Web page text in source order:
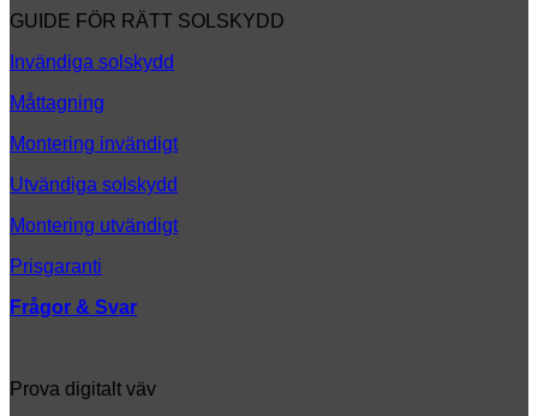
GUIDE FÖR RÄTT SOLSKYDD
Invändiga solskydd
Måttagning
Montering invändigt
Utvändiga solskydd
Montering utvändigt
Prisgaranti
Frågor & Svar
Prova digitalt väv